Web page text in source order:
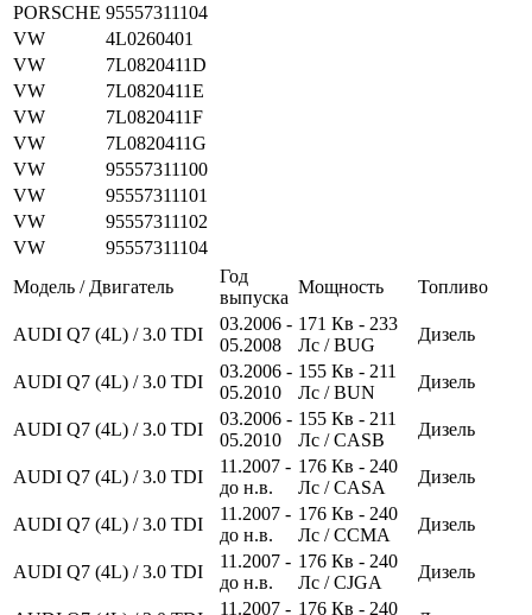
PORSCHE 95557311104
VW
4L0260401
VW
7L0820411D
VW
7L0820411E
VW
7L0820411F
VW
7L0820411G
VW
95557311100
VW
95557311101
VW
95557311102
VW
95557311104
Модель / Двигатель
Год
выпуска
Мощность Топливо
AUDI Q7 (4L) / 3.0 TDI
03.2006 -
05.2008
171 Кв - 233
Лс / BUG
Дизель
AUDI Q7 (4L) / 3.0 TDI
03.2006 -
05.2010
155 Кв - 211
Лс / BUN
Дизель
AUDI Q7 (4L) / 3.0 TDI
03.2006 -
05.2010
155 Кв - 211
Лс / CASB
Дизель
AUDI Q7 (4L) / 3.0 TDI
11.2007 -
до н.в.
176 Кв - 240
Лс / CASA
Дизель
AUDI Q7 (4L) / 3.0 TDI
11.2007 -
до н.в.
176 Кв - 240
Лс / CCMA
Дизель
AUDI Q7 (4L) / 3.0 TDI
11.2007 -
до н.в.
176 Кв - 240
Лс / CJGA
Дизель
11.2007 - 176 Кв - 240